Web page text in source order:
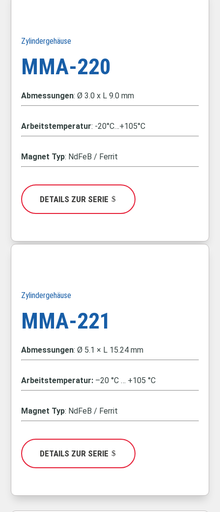
Zylindergehäuse
MMA-220
Abmessungen: Ø 3.0 x L 9.0 mm
Arbeitstemperatur: -20°C…+105°C
Magnet Typ: NdFeB / Ferrit
DETAILS ZUR SERIE
Zylindergehäuse
MMA-221
Abmessungen:Ø 5.1 × L 15.24 mm
Arbeitstemperatur: –20 °C … +105 °C
Magnet Typ: NdFeB / Ferrit
DETAILS ZUR SERIE